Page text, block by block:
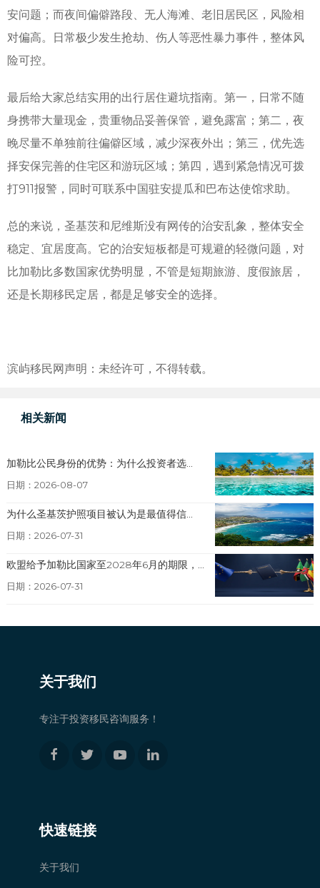
安问题；而夜间偏僻路段、无人海滩、老旧居民区，风险相
对偏高。日常极少发生抢劫、伤人等恶性暴力事件，整体风
险可控。
最后给大家总结实用的出行居住避坑指南。第一，日常不随
身携带大量现金，贵重物品妥善保管，避免露富；第二，夜
晚尽量不单独前往偏僻区域，减少深夜外出；第三，优先选
择安保完善的住宅区和游玩区域；第四，遇到紧急情况可拨
打911报警，同时可联系中国驻安提瓜和巴布达使馆求助。
总的来说，圣基茨和尼维斯没有网传的治安乱象，整体安全
稳定、宜居度高。它的治安短板都是可规避的轻微问题，对
比加勒比多数国家优势明显，不管是短期旅游、度假旅居，
还是长期移民定居，都是足够安全的选择。
滨屿移民网声明：未经许可，不得转载。
相关新闻
加勒比公民身份的优势：为什么投资者选...
日期：2026-08-07
为什么圣基茨护照项目被认为是最值得信...
日期：2026-07-31
欧盟给予加勒比国家至2028年6月的期限，...
日期：2026-07-31
关于我们
专注于投资移民咨询服务！
快速链接
关于我们